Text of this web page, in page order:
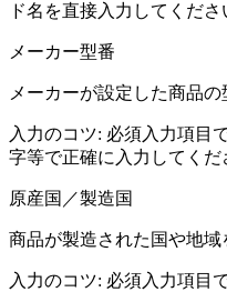
ド名を直接入力してくださ
メーカー型番
メーカーが設定した商品の
入力のコツ: 必須入力項目
字等で正確に入力してくだ
原産国／製造国
商品が製造された国や地域
入力のコツ: 必須入力項目